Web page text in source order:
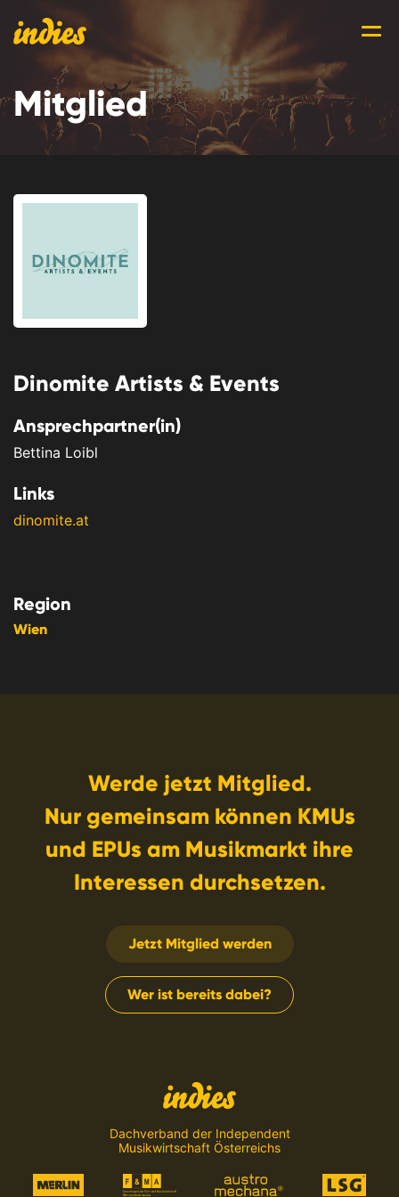
Mitglied
Dinomite Artists & Events
Ansprechpartner(in)
Bettina Loibl
Links
dinomite.at
Region
Wien
Werde jetzt Mitglied.
Nur gemeinsam können KMUs
und EPUs am Musikmarkt ihre
Interessen durchsetzen.
Jetzt Mitglied werden
Wer ist bereits dabei?
Dachverband der Independent
Musikwirtschaft Österreichs